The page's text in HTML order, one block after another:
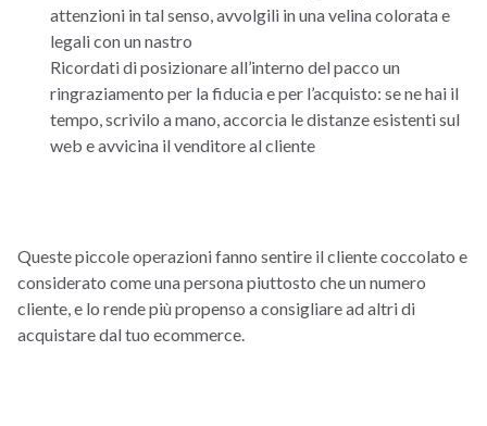
attenzioni in tal senso, avvolgili in una velina colorata e
legali con un nastro
Ricordati di posizionare all’interno del pacco un
ringraziamento per la fiducia e per l’acquisto: se ne hai il
tempo, scrivilo a mano, accorcia le distanze esistenti sul
web e avvicina il venditore al cliente
Queste piccole operazioni fanno sentire il cliente coccolato e
considerato come una persona piuttosto che un numero
cliente, e lo rende più propenso a consigliare ad altri di
acquistare dal tuo ecommerce.